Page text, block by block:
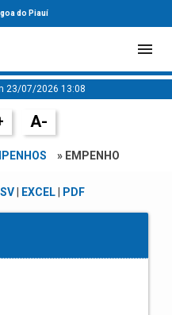
do Piauí
23/07/2026 13:08
A-
» EMPENHO
| EXCEL| PDF